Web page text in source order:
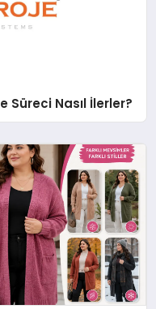
Süreci Nasıl İlerler?